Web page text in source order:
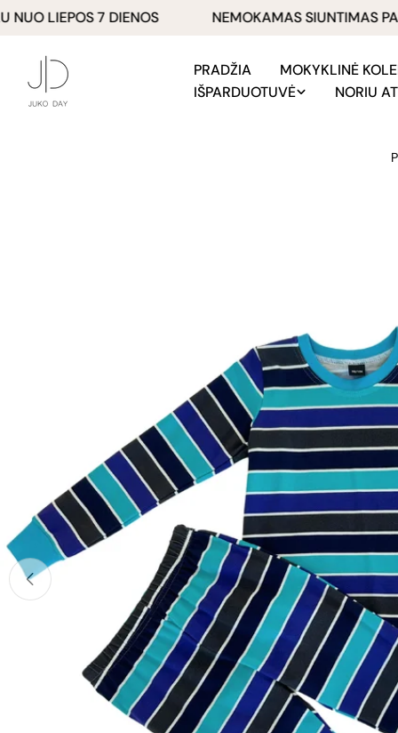
Pereiti
turinio
LIEPOS 7 DIENOS NEMOKAMAS SIUNTIMAS
PRADŽIA MOKYKLINĖ
IŠPARDUOTUVĖ
NORIU
mediją 0 modaliniu režimu